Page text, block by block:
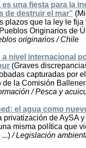
es una fiesta para la
de destruir el mar”
plazos que la ley le
Originarios de
originarios / Chile
nivel internacional
(Graves
capturadas por
la Comisión
/ Pesca y
el agua como
privatización de AySA
misma política que
/ Legislación